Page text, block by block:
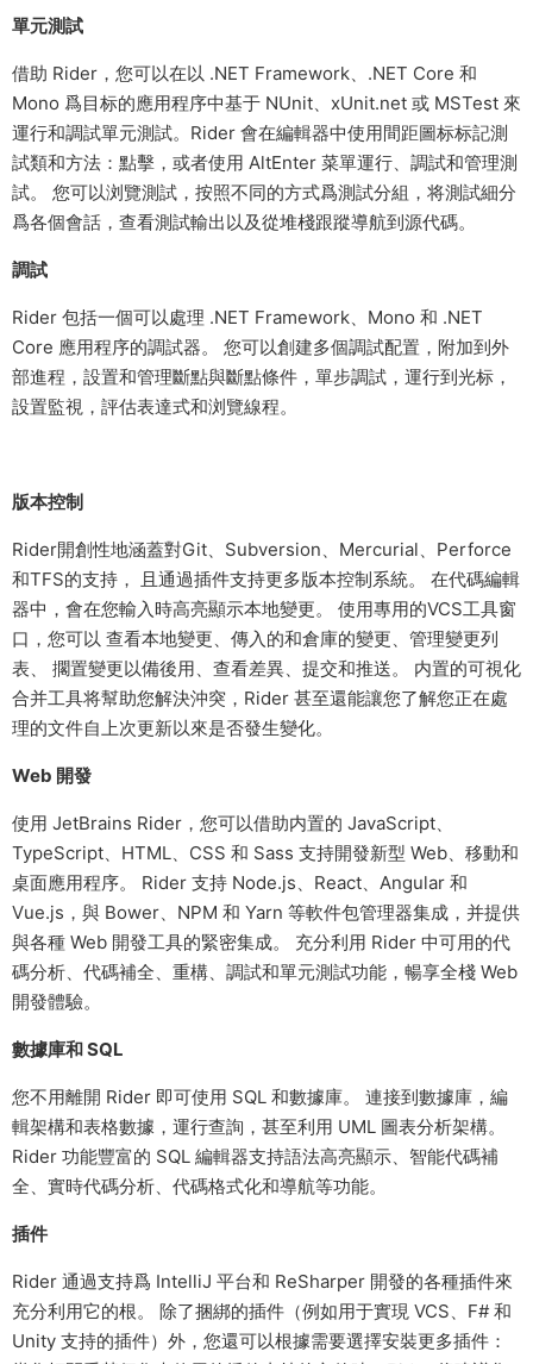
單元測試
借助 Rider，您可以在以 .NET Framework、.NET Core 和
Mono 爲目标的應用程序中基于 NUnit、xUnit.net 或 MSTest 來
運行和調試單元測試。Rider 會在編輯器中使用間距圖标标記測
試類和方法：點擊，或者使用 AltEnter 菜單運行、調試和管理測
試。 您可以浏覽測試，按照不同的方式爲測試分組，将測試細分
爲各個會話，查看測試輸出以及從堆棧跟蹤導航到源代碼。
調試
Rider 包括一個可以處理 .NET Framework、Mono 和 .NET
Core 應用程序的調試器。 您可以創建多個調試配置，附加到外
部進程，設置和管理斷點與斷點條件，單步調試，運行到光标，
設置監視，評估表達式和浏覽線程。
版本控制
Rider開創性地涵蓋對Git、Subversion、Mercurial、Perforce
和TFS的支持， 且通過插件支持更多版本控制系統。 在代碼編輯
器中，會在您輸入時高亮顯示本地變更。 使用專用的VCS工具窗
口，您可以 查看本地變更、傳入的和倉庫的變更、管理變更列
表、 擱置變更以備後用、查看差異、提交和推送。 内置的可視化
合并工具将幫助您解決沖突，Rider 甚至還能讓您了解您正在處
理的文件自上次更新以來是否發生變化。
Web 開發
使用 JetBrains Rider，您可以借助内置的 JavaScript、
TypeScript、HTML、CSS 和 Sass 支持開發新型 Web、移動和
桌面應用程序。 Rider 支持 Node.js、React、Angular 和
Vue.js，與 Bower、NPM 和 Yarn 等軟件包管理器集成，并提供
與各種 Web 開發工具的緊密集成。 充分利用 Rider 中可用的代
碼分析、代碼補全、重構、調試和單元測試功能，暢享全棧 Web
開發體驗。
數據庫和 SQL
您不用離開 Rider 即可使用 SQL 和數據庫。 連接到數據庫，編
輯架構和表格數據，運行查詢，甚至利用 UML 圖表分析架構。
Rider 功能豐富的 SQL 編輯器支持語法高亮顯示、智能代碼補
全、實時代碼分析、代碼格式化和導航等功能。
插件
Rider 通過支持爲 IntelliJ 平台和 ReSharper 開發的各種插件來
充分利用它的根。 除了捆綁的插件（例如用于實現 VCS、F# 和
Unity 支持的插件）外，您還可以根據需要選擇安裝更多插件：